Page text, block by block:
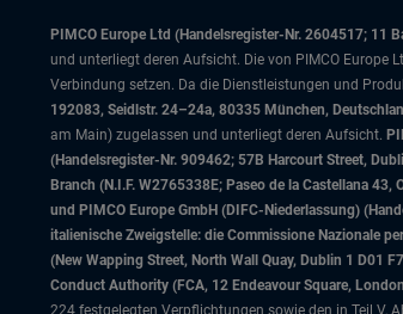
PIMCO Europe Ltd (Handelsregister-Nr. 2604517; 11
und unterliegt deren Aufsicht. Die von PIMCO
Verbindung setzen. Da die Dienstleistungen und
192083, Seidlstr. 24–24a, 80335 München,
am Main) zugelassen und unterliegt deren Aufsicht.
(Handelsregister-Nr. 909462; 57B Harcourt Street,
Branch (N.I.F. W2765338E; Paseo de la Castellana
und PIMCO Europe GmbH (DIFC-Niederlassung)
italienische Zweigstelle: die Commissione Nazionale
(New Wapping Street, North Wall Quay, Dublin 1 D01
Conduct Authority (FCA, 12 Endeavour Square,
224 festgelegten Verpflichtungen sowie den in Teil V,